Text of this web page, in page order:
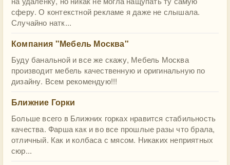
сферу. О контекстной рекламе я даже не слышала.
Случайно натк...
Компания "Мебель Москва"
Буду банальной и все же скажу, Мебель Москва
производит мебель качественную и оригинальную по
дизайну. Всем рекомендую!!!
Ближние Горки
Больше всего в Ближних горках нравится стабильность
качества. Фарша как и во все прошлые разы что брала,
отличный. Как и колбаса с мясом. Никаких неприятных
сюр...